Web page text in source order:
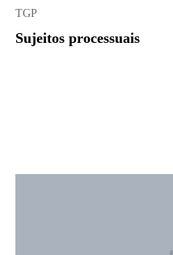
TGP
Sujeitos processuais